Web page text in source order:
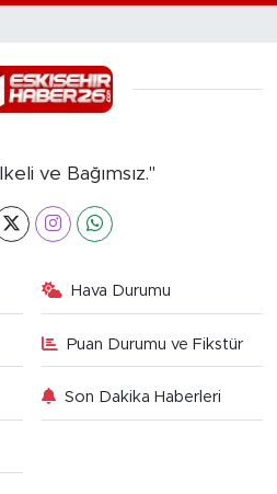
ve Bağımsız."
Hava Durumu
Puan Durumu ve Fikstür
Son Dakika Haberleri